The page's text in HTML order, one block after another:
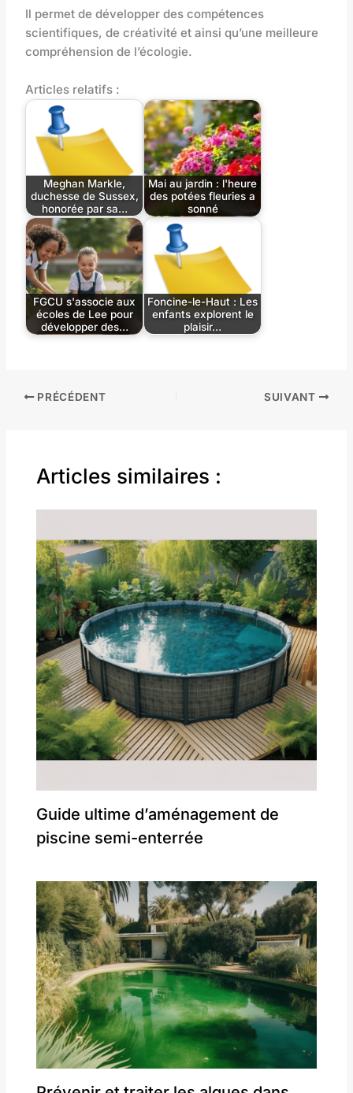
Il permet de développer des compétences
scientifiques, de créativité et ainsi qu’une meilleure
compréhension de l’écologie.
Articles relatifs :
Meghan Markle,
duchesse de Sussex,
honorée par sa…
Mai au jardin : l'heure
des potées fleuries a
sonné
FGCU s'associe aux
écoles de Lee pour
développer des…
Foncine-le-Haut : Les
enfants explorent le
plaisir…
PRÉCÉDENT SUIVANT
Articles similaires :
Guide ultime d’aménagement de
piscine semi-enterrée